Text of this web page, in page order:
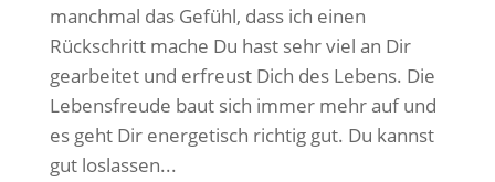
manchmal das Gefühl, dass ich einen
Rückschritt mache Du hast sehr viel an Dir
gearbeitet und erfreust Dich des Lebens. Die
Lebensfreude baut sich immer mehr auf und
es geht Dir energetisch richtig gut. Du kannst
gut loslassen...